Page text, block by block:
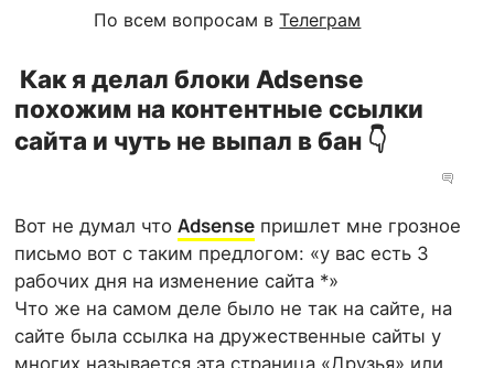
По всем вопросам вТелеграм
Как я делал блоки Adsense
похожим на контентные ссылки
сайта и чуть не выпал в бан 👇
Вот не думал чтоAdsense пришлет мне грозное
письмо вот с таким предлогом: «у вас есть 3
рабочих дня на изменение сайта *»
Что же на самом деле было не так на сайте, на
сайте была ссылка на дружественные сайты у
многих называется эта страница «Друзья» или